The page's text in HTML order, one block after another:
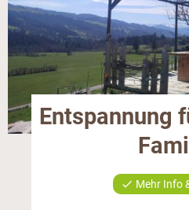
Entspannung
check Mehr Info